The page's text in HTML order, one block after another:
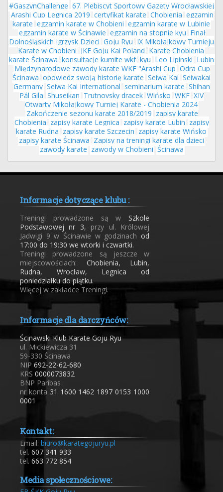
#GaszynChallenge 67. Plebiscyt Sportowy Gazety Wrocławskiej
Arashi Cup Legnica 2019 certyfikat karate Chobienia egzamin
karate egzamin karate w Chobieni egzamin karate w Lubinie
egzamin karate w Ścinawie egzamin na stopnie kyu Finał
Dolnośląskich Igrzysk Dzieci Goju Ryu IX Mikołajkowy Turnieju
Karate w Chobieni JKF Goju Kai Poland Karate Chobienia
karate Ścinawa konsultacje kumite wkf kyu Leo Lipinski Lubin
Międzynarodowe zawody karate WKF "Arashi Cup Odra Cup
Ścinawa opowiedz swoją historię karate Seiwa Kai Seiwakai
Germany Seiwa Kai International seminarium karate Shihan
Pál Gila Shuseikan Trutnovsky dracek Wińsko WKF XIV
Otwarty Mikołajkowy Turniej Karate - Chobienia 2024
Zakończenie sezonu karate 2018/2019 zapisy karate
Chobienia zapisy karate Legnica zapisy karate Lubin zapisy
karate Rudna zapisy karate Szczecin zapisy karate Wińsko
zapisy karate Ścinawa Zapisy na treningi karate dla dzieci
zawody karate zawody w Chobieni Ścinawa
Informacje dotyczące klubu :
Treningi prowadzone są w Szkole
Podstawowej nr 3, przy ul. Królowej
Jadwigi 9 w Ścinawie w godzinach od
17:00 do 19:30 we wtorki i czwartki.
Treningi prowadzone są jeszcze w
miejscowościach: Chobienia, Lubin,
Rudna, Wrocław, Legnica od
poniedziałku do piątku.
Więcej w zakładce Treningi.
Informacje dla darczyńców:
Ścinawski Klub Karate Goju Ryu
ul. Mickiewicza 31
59-330 Ścinawa
NIP 692-22-62-680
KRS 0000073832
BNP Paribas
nr konta 31 1600 1462 1897 0153 1000
0001
Kontakt:
Email: biuro@karategojuryu.pl
tel. 607 341 933
tel. 663 772 854
Media społecznościowe: